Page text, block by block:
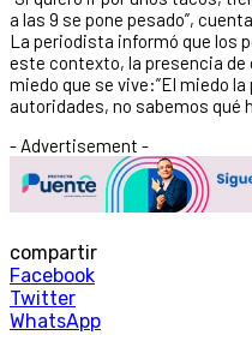
a las 9 se pone pesado”,
La periodista informó que los
este contexto, la presencia de
miedo que se vive:”El miedo
autoridades, no sabemos qué
- Advertisement -
compartir
Facebook
Twitter
WhatsApp